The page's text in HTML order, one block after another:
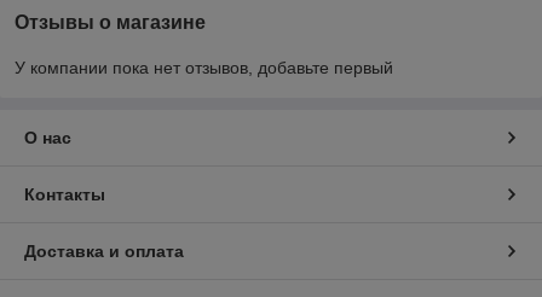
Отзывы о магазине
У компании пока нет отзывов, добавьте первый
О нас
Контакты
Доставка и оплата